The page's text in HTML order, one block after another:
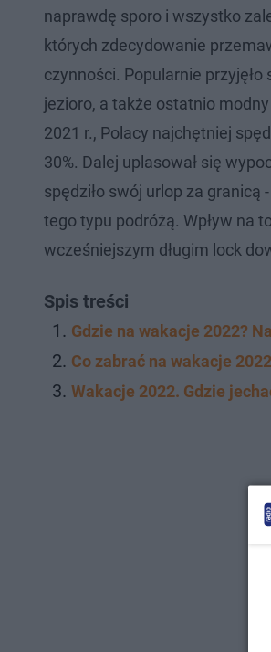
naprawdę sporo i wszystko
których zdecydowanie
czynności. Popularnie
jezioro, a także ostatnio
2021 r., Polacy najchętniej
30%. Dalej uplasował się
spędziło swój urlop za
tego typu podróżą. Wpływ na
wcześniejszym długim lock
Spis treści
Gdzie na wakacje 2022?
Co zabrać na wakacje
Wakacje 2022. Gdzie